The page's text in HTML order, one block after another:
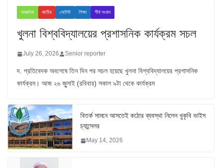
আঞ্চলিক জাতীয় লেটেস্ট শিক্ষা শীর্ষ সংবাদ
খুলনা বিশ্ববিদ্যালয়ের প্রশাসনিক কার্যক্রম সচল
July 26, 2026 Senior reporter
দ. প্রতিবেদক অবশেষে তিন দিন পর সচল হয়েছে খুলনা বিশ্ববিদ্যালয়ের প্রশাসনিক
কার্যক্রম। আজ ২৬ জুুলাই (রবিবার) সকাল ৯টা থেকে কার্যক্রম
বিতর্ক সামনে আসতেই কঠোর ব্যবস্থা নিলেন খুকৃবি ভাইস
চ্যান্সেলর
May 14, 2026